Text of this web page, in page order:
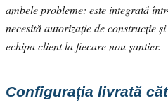
ambele probleme: este integrată
necesită autorizație de construcție
echipa client la fiecare nou șantier.
Configurația livrată